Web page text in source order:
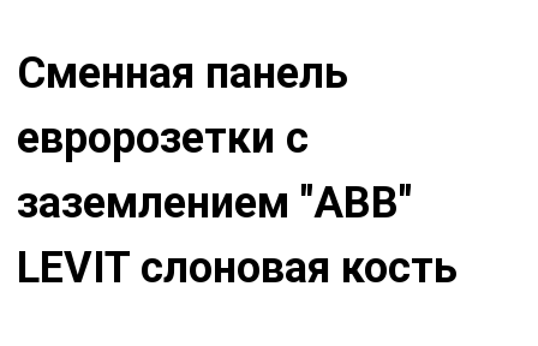
Сменная панель
евророзетки с
заземлением "ABB"
LEVIT слоновая кость